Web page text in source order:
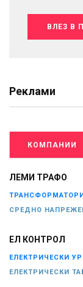
ВЛЕЗ В
Реклами
КОМПАНИИ
ЛЕМИ ТРАФО
СРЕДНО
ЕЛ КОНТРОЛ
ЕЛЕКТРИЧЕСКИ
ЕЛЕКТРИЧЕСКИ